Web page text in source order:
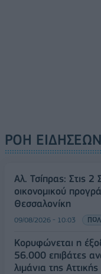
ΡΟΗ ΕΙΔΗΣΕΩΝ
Αλ. Τσίπρας: Στις 2
οικονομικού
Θεσσαλονίκη
09/08/2026 - 10:03
Κορυφώνεται η
56.000 επιβάτες
λιμάνια της Αττικής